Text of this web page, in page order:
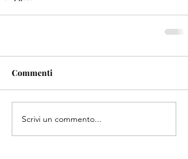
Commenti
Scrivi un commento...